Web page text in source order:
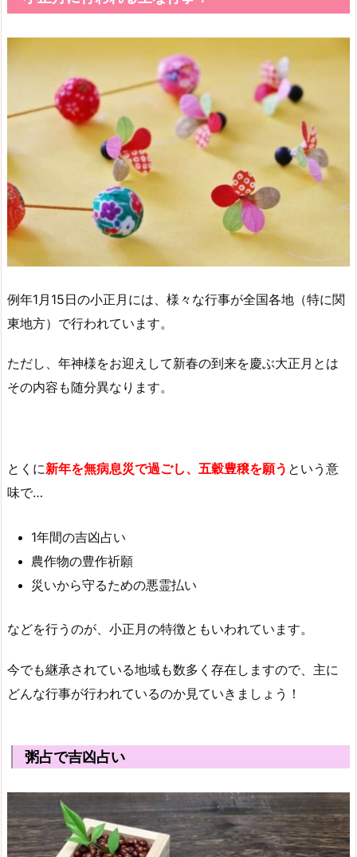
例年1月15日の小正月には、様々な行事が全国各地（特に関
東地方）で行われています。
ただし、年神様をお迎えして新春の到来を慶ぶ大正月とは
その内容も随分異なります。
とくに新年を無病息災で過ごし、五穀豊穣を願う という意
味で…
1年間の吉凶占い
農作物の豊作祈願
災いから守るための悪霊払い
などを行うのが、小正月の特徴ともいわれています。
今でも継承されている地域も数多く存在しますので、主に
どんな行事が行われているのか見ていきましょう！
粥占で吉凶占い